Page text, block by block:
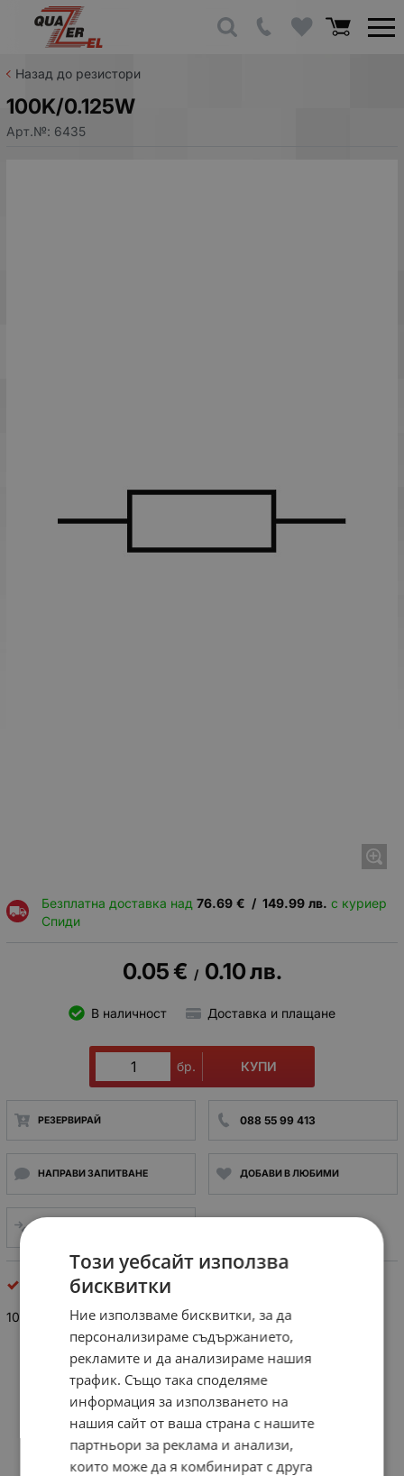
Назад до резистори
100K/0.125W
Арт.№: 6435
Безплатна доставка над 76.69 € / 149.99 лв. с куриер
Спиди
0.05€ / 0.10лв.
В наличност Доставка и плащане
бр. КУПИ
РЕЗЕРВИРАЙ 088 55 99 413
НАПРАВИ ЗАПИТВАНЕ ДОБАВИ В ЛЮБИМИ
резистори
100K/0.125W
Този уебсайт използва
бисквитки
Ние използваме бисквитки, за да
персонализираме съдържанието,
рекламите и да анализираме нашия
трафик. Също така споделяме
информация за използването на
нашия сайт от ваша страна с нашите
партньори за реклама и анализи,
които може да я комбинират с друга